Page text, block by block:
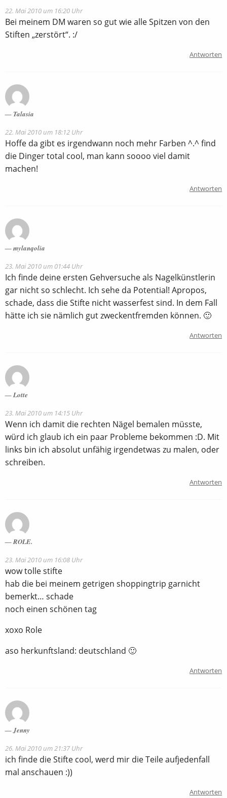
22. Mai 2010 um 16:20 Uhr
Bei meinem DM waren so gut wie alle Spitzen von den
Stiften „zerstört“. :/
Antworten
Talasia
22. Mai 2010 um 18:12 Uhr
Hoffe da gibt es irgendwann noch mehr Farben ^.^ find
die Dinger total cool, man kann soooo viel damit
machen!
Antworten
mylanqolia
23. Mai 2010 um 01:44 Uhr
Ich finde deine ersten Gehversuche als Nagelkünstlerin
gar nicht so schlecht. Ich sehe da Potential! Apropos,
schade, dass die Stifte nicht wasserfest sind. In dem Fall
hätte ich sie nämlich gut zweckentfremden können. 🙂
Antworten
Lotte
23. Mai 2010 um 14:15 Uhr
Wenn ich damit die rechten Nägel bemalen müsste,
würd ich glaub ich ein paar Probleme bekommen :D. Mit
links bin ich absolut unfähig irgendetwas zu malen, oder
schreiben.
Antworten
ROLE.
23. Mai 2010 um 16:08 Uhr
wow tolle stifte
hab die bei meinem getrigen shoppingtrip garnicht
bemerkt… schade
noch einen schönen tag
xoxo Role
aso herkunftsland: deutschland 🙂
Antworten
Jenny
26. Mai 2010 um 21:37 Uhr
ich finde die Stifte cool, werd mir die Teile aufjedenfall
mal anschauen :))
Antworten